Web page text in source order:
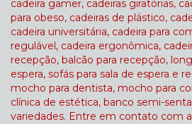
cadeira gamer, cadeiras giratórias,
para obeso, cadeiras de plástico,
cadeira universitária, cadeira para
regulável, cadeira ergonômica,
recepção, balcão para recepção,
espera, sofás para sala de espera e
mocho para dentista, mocho para
clínica de estética, banco semi-
variedades. Entre em contato com